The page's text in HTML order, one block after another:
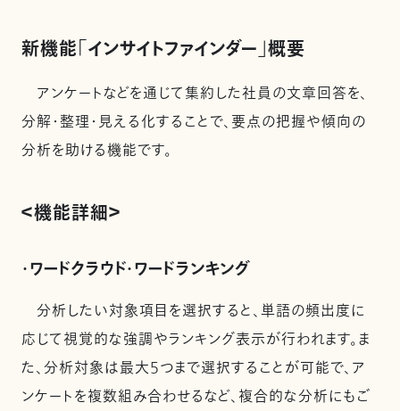
新機能「インサイトファインダー」概要
アンケートなどを通じて集約した社員の文章回答を、
分解・整理・見える化することで、要点の把握や傾向の
分析を助ける機能です。
＜機能詳細＞
・ワードクラウド・ワードランキング
分析したい対象項目を選択すると、単語の頻出度に
応じて視覚的な強調やランキング表示が行われます。ま
た、分析対象は最大5つまで選択することが可能で、ア
ンケートを複数組み合わせるなど、複合的な分析にもご